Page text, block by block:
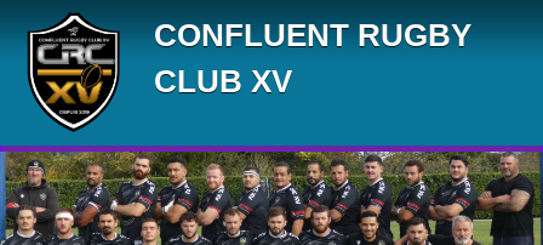
CONFLUENT RUGBY
CLUB XV
Panneau de gestion des cookies